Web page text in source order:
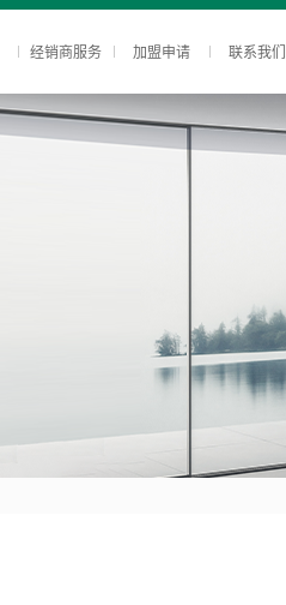
经销商服务 加盟申请 联系我们